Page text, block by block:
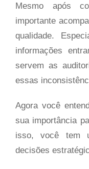
Mesmo após
importante
qualidade.
informações
servem as
essas
Agora você
sua importância
isso, você tem
decisões